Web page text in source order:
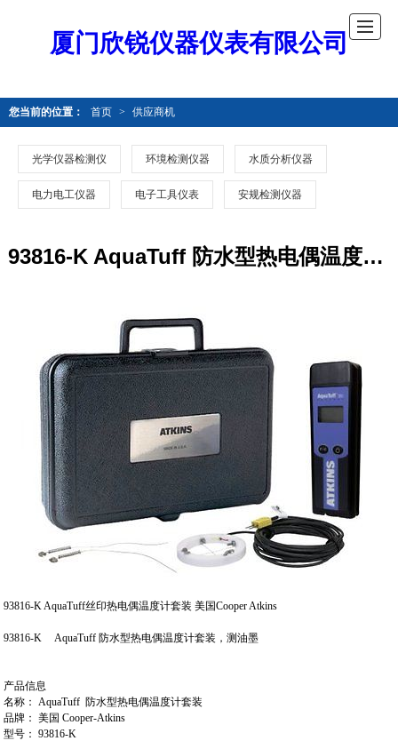
厦门欣锐仪器仪表有限公司
您当前的位置： 首页 > 供应商机
光学仪器检测仪 环境检测仪器 水质分析仪器
电力电工仪器 电子工具仪表 安规检测仪器
93816-K AquaTuff 防水型热电偶温度计套装美国Cooper Atkins
93816-K AquaTuff丝印热电偶温度计套装 美国Cooper Atkins
93816-K AquaTuff 防水型热电偶温度计套装，测油墨
产品信息
名称： AquaTuff 防水型热电偶温度计套装
品牌： 美国 Cooper-Atkins
型号： 93816-K